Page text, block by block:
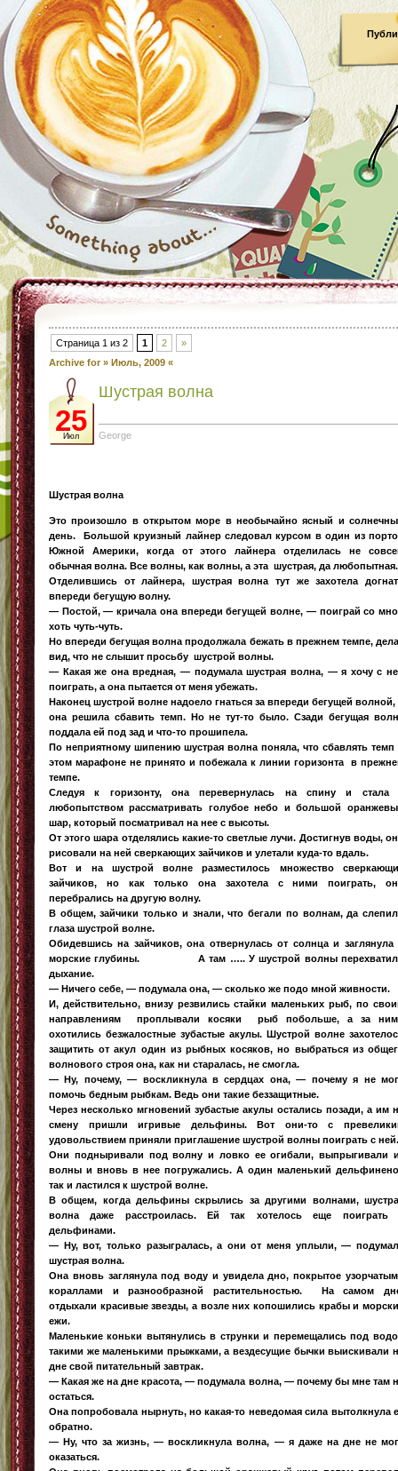
Страница 1 из 2 1 2
»
Archive for » Июль, 2009 «
25
Июл
Шустрая волна
George
Шустрая волна
Это произошло в открытом море в необычайно ясный и
день. Большой круизный лайнер следовал курсом в один из
Южной Америки, когда от этого лайнера отделилась не
обычная волна. Все волны, как волны, а эта шустрая, да любопытная.
Отделившись от лайнера, шустрая волна тут же захотела
впереди бегущую волну.
— Постой, — кричала она впереди бегущей волне, — поиграй со
хоть чуть-чуть.
Но впереди бегущая волна продолжала бежать в прежнем темпе,
вид, что не слышит просьбу шустрой волны.
— Какая же она вредная, — подумала шустрая волна, — я хочу с
поиграть, а она пытается от меня убежать.
Наконец шустрой волне надоело гнаться за впереди бегущей волной,
она решила сбавить темп. Но не тут-то было. Сзади бегущая
поддала ей под зад и что-то прошипела.
По неприятному шипению шустрая волна поняла, что сбавлять темп
этом марафоне не принято и побежала к линии горизонта в
темпе.
Следуя к горизонту, она перевернулась на спину и стала
любопытством рассматривать голубое небо и большой
шар, который посматривал на нее с высоты.
От этого шара отделялись какие-то светлые лучи. Достигнув воды,
рисовали на ней сверкающих зайчиков и улетали куда-то вдаль.
Вот и на шустрой волне разместилось множество
зайчиков, но как только она захотела с ними поиграть,
перебрались на другую волну.
В общем, зайчики только и знали, что бегали по волнам, да
глаза шустрой волне.
Обидевшись на зайчиков, она отвернулась от солнца и заглянула
морские глубины. А там ….. У шустрой волны
дыхание.
— Ничего себе, — подумала она, — сколько же подо мной живности.
И, действительно, внизу резвились стайки маленьких рыб, по
направлениям проплывали косяки рыб побольше, а за
охотились безжалостные зубастые акулы. Шустрой волне
защитить от акул один из рыбных косяков, но выбраться из
волнового строя она, как ни старалась, не смогла.
— Ну, почему, — воскликнула в сердцах она, — почему я не
помочь бедным рыбкам. Ведь они такие беззащитные.
Через несколько мгновений зубастые акулы остались позади, а им
смену пришли игривые дельфины. Вот они-то с
удовольствием приняли приглашение шустрой волны поиграть с ней.
Они подныривали под волну и ловко ее огибали, выпрыгивали
волны и вновь в нее погружались. А один маленький
так и ластился к шустрой волне.
В общем, когда дельфины скрылись за другими волнами,
волна даже расстроилась. Ей так хотелось еще поиграть
дельфинами.
— Ну, вот, только разыгралась, а они от меня уплыли, —
шустрая волна.
Она вновь заглянула под воду и увидела дно, покрытое
кораллами и разнообразной растительностью. На самом
отдыхали красивые звезды, а возле них копошились крабы и
ежи.
Маленькие коньки вытянулись в струнки и перемещались под
такими же маленькими прыжками, а вездесущие бычки выискивали
дне свой питательный завтрак.
— Какая же на дне красота, — подумала волна, — почему бы мне там
остаться.
Она попробовала нырнуть, но какая-то неведомая сила вытолкнула
обратно.
— Ну, что за жизнь, — воскликнула волна, — я даже на дне не
оказаться.